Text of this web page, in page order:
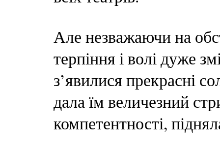
Але незважаючи на
терпіння і волі дуже
з’явилися прекрасні
дала їм величезний
компетентності,